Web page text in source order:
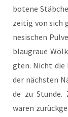
bo­te­ne
zei­tig von sich
ne­si­schen
blau­graue
gten. Nicht die
der nächs­ten
de zu Stun­de.
waren